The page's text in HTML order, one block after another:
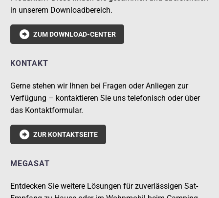
in unserem Downloadbereich.
 ZUM DOWNLOAD-CENTER
KONTAKT
Gerne stehen wir Ihnen bei Fragen oder Anliegen zur
Verfügung – kontaktieren Sie uns telefonisch oder über
das Kontaktformular.
 ZUR KONTAKTSEITE
MEGASAT
Entdecken Sie weitere Lösungen für zuverlässigen Sat-